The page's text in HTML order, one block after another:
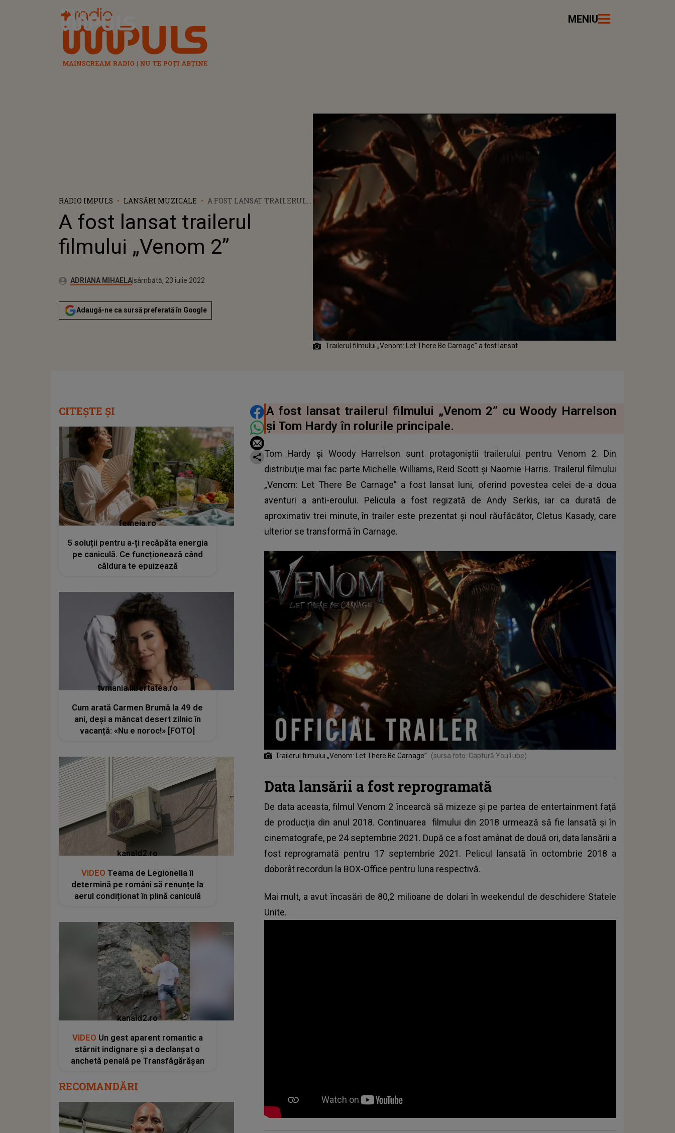
Radio Impuls MENIU
RADIO IMPULS LANSĂRI MUZICALE
A FOST LANSAT TRAILERUL
A fost lansat trailerul
filmului „Venom 2”
Autor:ADRIANA MIHAELAPublicat:
marți, 11 mai 2021
Actualizat:
sâmbătă, 23 iulie 2022
Adaugă-ne ca sursă preferată în Google
Trailerul filmului „Venom: Let There Be Carnage” a fost lansat
DISTRIBUIE ARTICOLUL
A fost lansat trailerul filmului „Venom 2” cu Woody Harrelson
și Tom Hardy în rolurile principale.
Tom Hardy şi Woody Harrelson sunt protagoniștii trailerului pentru Venom 2. Din
distribuţie mai fac parte Michelle Williams, Reid Scott şi Naomie Harris. Trailerul filmului
„Venom: Let There Be Carnage” a fost lansat luni, oferind povestea celei de-a doua
aventuri a anti-eroului. Pelicula a fost regizată de Andy Serkis, iar ca durată de
aproximativ trei minute, în trailer este prezentat și noul răufăcător, Cletus Kasady, care
ulterior se transformă în Carnage.
Trailerul filmului „Venom: Let There Be Carnage” (sursa foto: Captură YouTube)
Data lansării a fost reprogramată
De data aceasta, filmul Venom 2 încearcă să mizeze și pe partea de entertainment față
de producția din anul 2018. Continuarea filmului din 2018 urmează să fie lansată și în
cinematografe, pe 24 septembrie 2021. După ce a fost amânat de două ori, data lansării a
fost reprogramată pentru 17 septembrie 2021. Pelicul lansată în octombrie 2018 a
doborât recorduri la BOX-Office pentru luna respectivă.
Mai mult, a avut încasări de 80,2 milioane de dolari în weekendul de deschidere Statele
Unite.
CITEȘTE ȘI
femeia.ro
5 soluții pentru a-ți recăpăta energia
pe caniculă. Ce funcționează când
căldura te epuizează
tvmania.libertatea.ro
Cum arată Carmen Brumă la 49 de
ani, deși a mâncat desert zilnic în
vacanță: «Nu e noroc!» [FOTO]
kanald2.ro
VIDEO Teama de Legionella îi
determină pe români să renunțe la
aerul condiționat în plină caniculă
kanald2.ro
VIDEO Un gest aparent romantic a
stârnit indignare și a declanșat o
anchetă penală pe Transfăgărășan
RECOMANDĂRI